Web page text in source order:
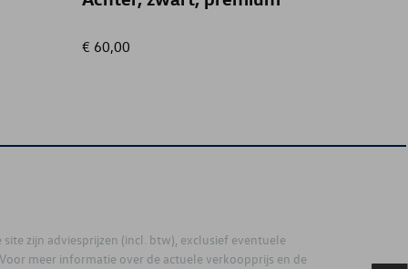
€ 60,00
site zijn adviesprijzen (incl. btw), exclusief eventuele
meer informatie over de actuele verkoopprijs en de